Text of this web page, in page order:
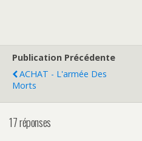
Publication Précédente
ACHAT - L'armée Des
Morts
17 réponses